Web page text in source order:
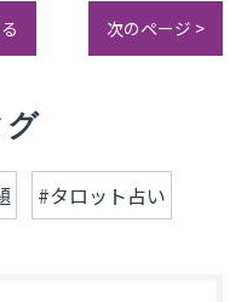
次のページ >
グ
#タロット占い